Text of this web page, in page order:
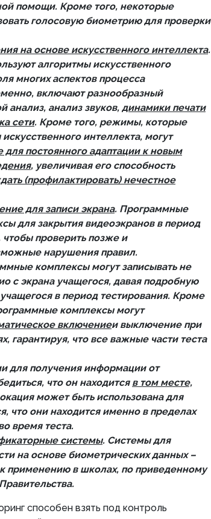
помощи. Кроме того, некоторые
голосовую биометрию для проверки
на основе искусственного интеллекта.
алгоритмы искусственного
многих аспектов процесса
включают разнообразный
анализ, анализ звуков, динамики печати
сети. Кроме того, режимы, которые
интеллекта, могут
для постоянного адаптации к новым
, увеличивая его способность
(профилактировать) нечестное
для записи экрана. Программные
для закрытия видеоэкранов в период
чтобы проверить позже и
нарушения правил.
комплексы могут записывать не
с экрана учащегося, давая подробную
в период тестирования. Кроме
комплексы могут
включениеи выключение при
гарантируя, что все важные части теста
для получения информации от
что он находится в том месте,
может быть использована для
что они находится именно в пределах
время теста.
системы. Системы для
на основе биометрических данных –
применению в школах, по приведенному
способен взять под контроль